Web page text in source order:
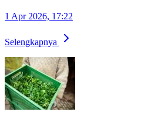
1 Apr 2026, 17:22
Selengkapnya